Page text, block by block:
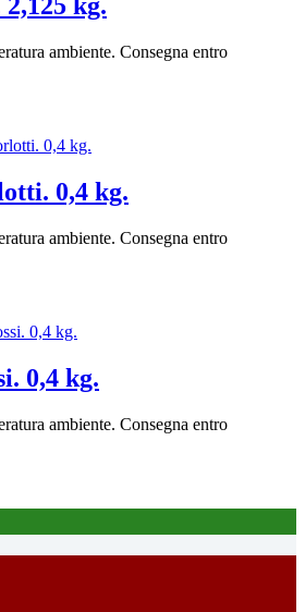
kg.
ambiente. Consegna entro
0,4 kg.
ambiente. Consegna entro
0,4 kg.
ambiente. Consegna entro